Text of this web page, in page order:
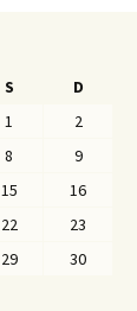
S
D
1
2
8
9
15
16
22
23
29
30